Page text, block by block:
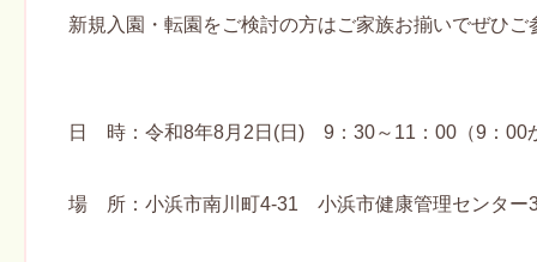
新規入園・転園をご検討の方はご家族お揃いでぜひご
日 時：令和8年8月2日(日) 9：30～11：00（9：00
場 所：小浜市南川町4-31 小浜市健康管理センタ